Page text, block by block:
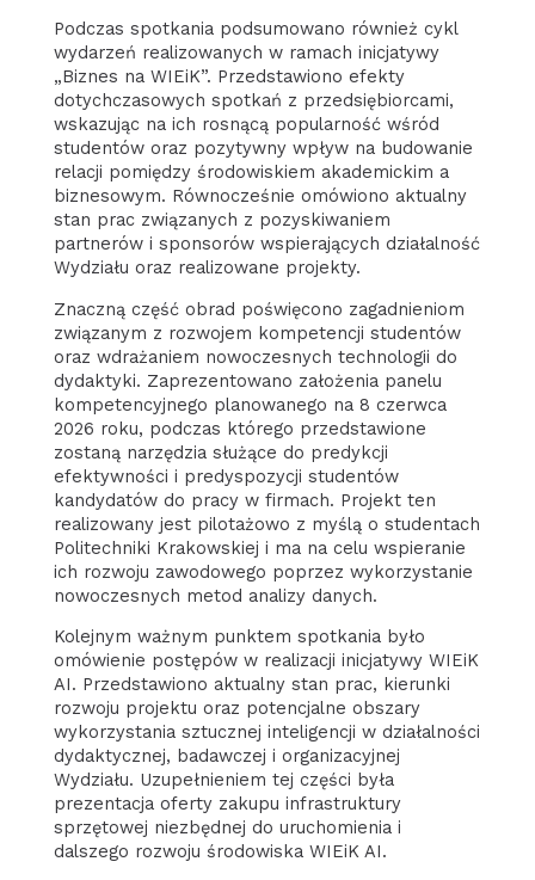
Podczas spotkania podsumowano również cykl
wydarzeń realizowanych w ramach inicjatywy
„Biznes na WIEiK”. Przedstawiono efekty
dotychczasowych spotkań z przedsiębiorcami,
wskazując na ich rosnącą popularność wśród
studentów oraz pozytywny wpływ na budowanie
relacji pomiędzy środowiskiem akademickim a
biznesowym. Równocześnie omówiono aktualny
stan prac związanych z pozyskiwaniem
partnerów i sponsorów wspierających działalność
Wydziału oraz realizowane projekty.
Znaczną część obrad poświęcono zagadnieniom
związanym z rozwojem kompetencji studentów
oraz wdrażaniem nowoczesnych technologii do
dydaktyki. Zaprezentowano założenia panelu
kompetencyjnego planowanego na 8 czerwca
2026 roku, podczas którego przedstawione
zostaną narzędzia służące do predykcji
efektywności i predyspozycji studentów
kandydatów do pracy w firmach. Projekt ten
realizowany jest pilotażowo z myślą o studentach
Politechniki Krakowskiej i ma na celu wspieranie
ich rozwoju zawodowego poprzez wykorzystanie
nowoczesnych metod analizy danych.
Kolejnym ważnym punktem spotkania było
omówienie postępów w realizacji inicjatywy WIEiK
AI. Przedstawiono aktualny stan prac, kierunki
rozwoju projektu oraz potencjalne obszary
wykorzystania sztucznej inteligencji w działalności
dydaktycznej, badawczej i organizacyjnej
Wydziału. Uzupełnieniem tej części była
prezentacja oferty zakupu infrastruktury
sprzętowej niezbędnej do uruchomienia i
dalszego rozwoju środowiska WIEiK AI.